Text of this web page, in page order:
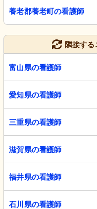
養老郡養老町の看護師
隣接す
富山県の看護師
愛知県の看護師
三重県の看護師
滋賀県の看護師
福井県の看護師
石川県の看護師